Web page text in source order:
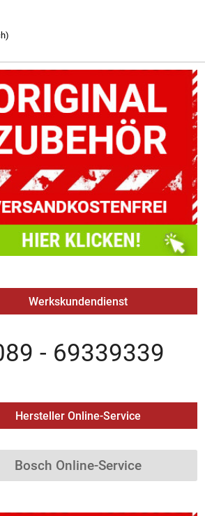
Werkskundendienst
- 69339339
Hersteller Online-Service
Bosch Online-Service